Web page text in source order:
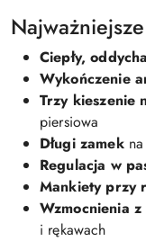
Ciepły,
Wykończenie
Trzy kieszenie
piersiowa
Długi zamekna
Regulacja w
Mankiety przy
Wzmocnienia
i rękawach